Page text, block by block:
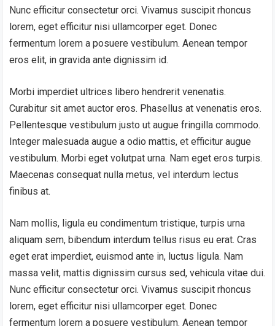
Nunc efficitur consectetur orci. Vivamus suscipit rhoncus
lorem, eget efficitur nisi ullamcorper eget. Donec
fermentum lorem a posuere vestibulum. Aenean tempor
eros elit, in gravida ante dignissim id.
Morbi imperdiet ultrices libero hendrerit venenatis.
Curabitur sit amet auctor eros. Phasellus at venenatis eros.
Pellentesque vestibulum justo ut augue fringilla commodo.
Integer malesuada augue a odio mattis, et efficitur augue
vestibulum. Morbi eget volutpat urna. Nam eget eros turpis.
Maecenas consequat nulla metus, vel interdum lectus
finibus at.
Nam mollis, ligula eu condimentum tristique, turpis urna
aliquam sem, bibendum interdum tellus risus eu erat. Cras
eget erat imperdiet, euismod ante in, luctus ligula. Nam
massa velit, mattis dignissim cursus sed, vehicula vitae dui.
Nunc efficitur consectetur orci. Vivamus suscipit rhoncus
lorem, eget efficitur nisi ullamcorper eget. Donec
fermentum lorem a posuere vestibulum. Aenean tempor